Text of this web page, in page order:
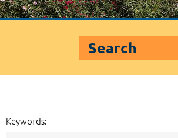
Search
Keywords: